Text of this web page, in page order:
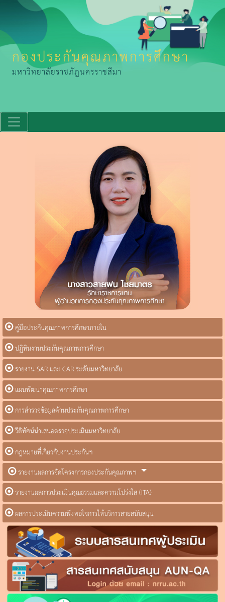
กองประกันคุณภาพการศึกษา
มหาวิทยาลัยราชภัฏนครราชสีมา
คู่มือประกันคุณภาพการศึกษาภายใน
ปฏิทินงานประกันคุณภาพการศึกษา
รายงาน SAR และ CAR ระดับมหาวิทยาลัย
แผนพัฒนาคุณภาพการศึกษา
การสำรวจข้อมูลด้านประกันคุณภาพการศึกษา
วีดิทัศน์นำเสนอตรวจประเมินมหาวิทยาลัย
กฎหมายที่เกี่ยวกับงานประกันฯ
รายงานผลการจัดโครงการกองประกันคุณภาพฯ
รายงานผลการประเมินคุณธรรมและความโปร่งใส (ITA)
ผลการประเมินความพึงพอใจการให้บริการสายสนับสนุน